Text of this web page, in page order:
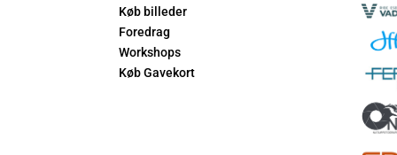
Køb billeder
Foredrag
Workshops
Køb Gavekort